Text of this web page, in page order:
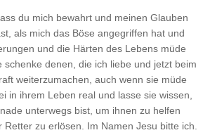
du mich bewahrt und meinen Glauben
als mich das Böse angegriffen hat und
und die Härten des Lebens müde
schenke denen, die ich liebe und jetzt beim
weiterzumachen, auch wenn sie müde
in ihrem Leben real und lasse sie wissen,
unterwegs bist, um ihnen zu helfen
zu erlösen. Im Namen Jesu bitte ich.